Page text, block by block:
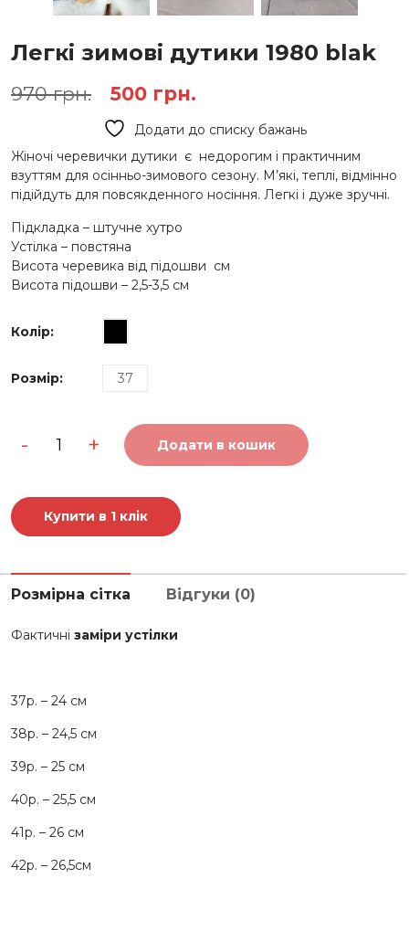
Легкі зимові дутики 1980 blak
970грн.
Оригінальна
ціна:
970 грн..
500 грн.
ціна:
500 грн..
Додати до списку бажань
Жіночі черевички дутики є недорогим і практичним
взуттям для осінньо-зимового сезону. М’які, теплі, відмінно
підійдуть для повсякденного носіння. Легкі і дуже зручні.
Підкладка – штучне хутро
Устілка – повстяна
Висота черевика від підошви см
Висота підошви – 2,5-3,5 см
Колір:
Розмір: 37
- зимові
дутики
кількість
+ Додати в кошик
Купити в 1 клік
Розмірна сітка Відгуки (0)
Фактичні заміри устілки
37р. – 24 см
38р. – 24,5 см
39р. – 25 см
40р. – 25,5 см
41р. – 26 см
42р. – 26,5см